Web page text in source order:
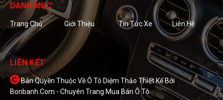
DANH MỤC
Trang Chủ Giới Thiệu Tin Tức Xe Liên Hệ
LIÊN KẾT
Bản Quyền Thuộc Về Ô Tô Diệm Thảo Thiết Kế Bởi
Bonbanh.com - Chuyên Trang Mua Bán Ô Tô